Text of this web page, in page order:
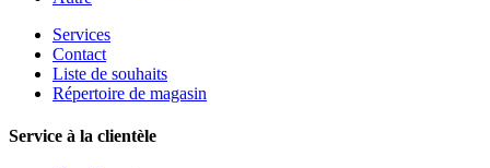
Services
Contact
Liste de souhaits
Répertoire de magasin
Service à la clientèle